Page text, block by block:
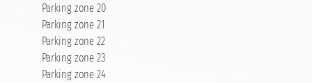
Parking zone 20
Parking zone 21
Parking zone 22
Parking zone 23
Parking zone 24